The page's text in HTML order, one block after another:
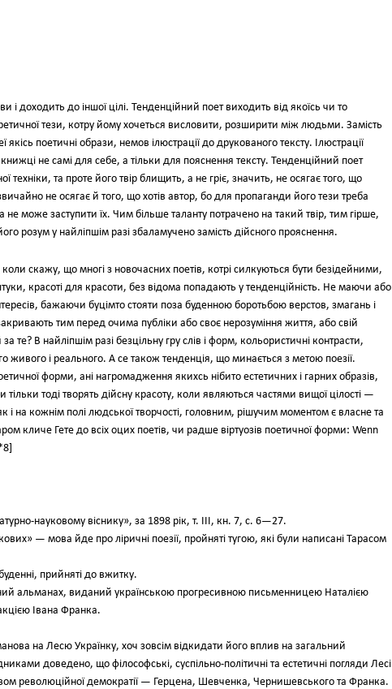
і доходить до іншої цілі. Тенденційний поет виходить від якоїсь чи то
тези, котру йому хочеться висловити, розширити між людьми. Замість
якісь поетичні образи, немов ілюстрації до друкованого тексту. Ілюстрації
не самі для себе, а тільки для пояснення тексту. Тенденційний поет
техніки, та проте його твір блищить, а не гріє, значить, не осягає того, що
не осягає й того, що хотів автор, бо для пропаганди його тези треба
може заступити їх. Чим більше таланту потрачено на такий твір, тим гірше,
розум у найліпшім разі збаламучено замість дійсного прояснення.
скажу, що многі з новочасних поетів, котрі силкуються бути безідейними,
красоті для красоти, без відома попадають у тенденційність. Не маючи або
бажаючи буцімто стояти поза буденною боротьбою верстов, змагань і
тим перед очима публіки або своє нерозуміння життя, або свій
те? В найліпшім разі безцільну гру слів і форм, кольористичні контрасти,
живого і реального. А се також тенденція, що минається з метою поезії.
форми, ані нагромадження якихсь нібито естетичних і гарних образів,
тільки тоді творять дійсну красоту, коли являються частями вищої цілості —
і на кожнім полі людської творчості, головним, рішучим моментом є власне та
кличе Гете до всіх оцих поетів, чи радше віртуозів поетичної форми: Wenn
науковому віснику», за 1898 рік, т. III, кн. 7, с. 6—27.
— мова йде про ліричні поезії, пройняті тугою, які були написані Тарасом
прийняті до вжитку.
альманах, виданий українською прогресивною письменницею Наталією
Івана Франка.
на Лесю Українку, хоч зовсім відкидати його вплив на загальний
доведено, що філософські, суспільно-політичні та естетичні погляди Лесі
революційної демократії — Герцена, Шевченка, Чернишевського та Франка.